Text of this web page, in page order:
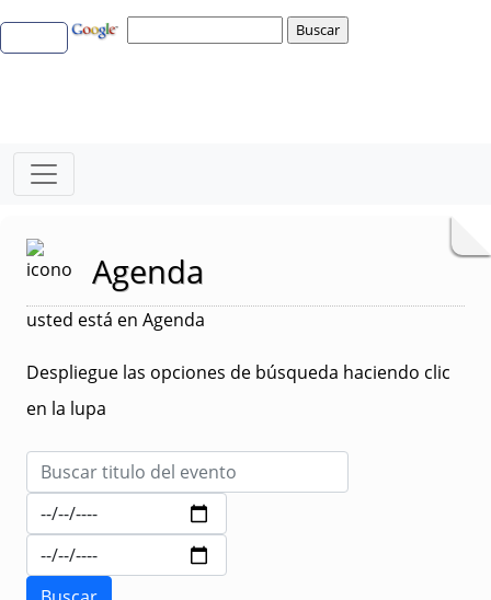
Agenda
usted está en Agenda
Despliegue las opciones de búsqueda haciendo clic
en la lupa